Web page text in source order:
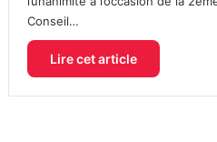
Conseil…
Lire cet article